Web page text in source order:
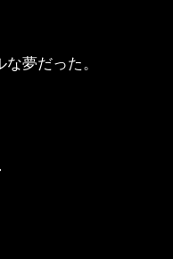
夢だった。